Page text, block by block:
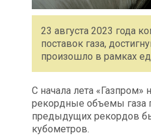
23 августа 2023 года
поставок газа,
произошло в рамках
С начала лета
рекордные объемы газа
предыдущих рекордов
кубометров.